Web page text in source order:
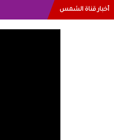
أخبار قناة الشمس